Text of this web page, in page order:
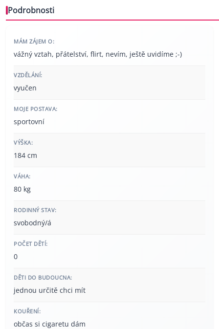
Podrobnosti
MÁM ZÁJEM O:
vážný vztah, přátelství, flirt, nevím, ještě uvidíme ;-)
VZDĚLÁNÍ:
vyučen
MOJE POSTAVA:
sportovní
VÝŠKA:
184 cm
VÁHA:
80 kg
RODINNÝ STAV:
svobodný/á
POČET DĚTÍ:
0
DĚTI DO BUDOUCNA:
jednou určitě chci mít
KOUŘENÍ:
občas si cigaretu dám